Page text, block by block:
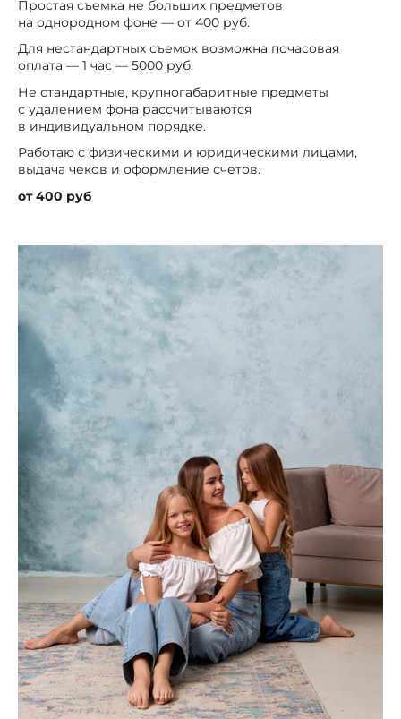
Простая съемка не больших предметов
на однородном фоне — от 400 руб.
Для нестандартных съемок возможна почасовая
оплата — 1 час — 5000 руб.
Не стандартные, крупногабаритные предметы
с удалением фона рассчитываются
в индивидуальном порядке.
Работаю с физическими и юридическими лицами,
выдача чеков и оформление счетов.
от 400 руб